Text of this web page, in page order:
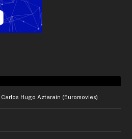
Carlos Hugo Aztarain (Euromovies)